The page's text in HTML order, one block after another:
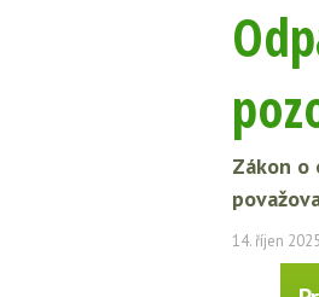
Zákon o
14. říjen 2025